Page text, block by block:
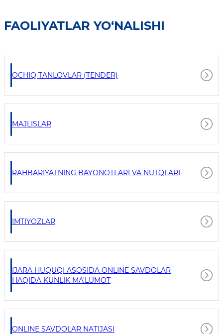
FAOLIYATLAR YO‘NALISHI
OCHIQ TANLOVLAR (TENDER)
MAJLISLAR
RAHBARIYATNING BAYONOTLARI VA NUTQLARI
IMTIYOZLAR
IJARA HUQUQI ASOSIDA ONLINE SAVDOLAR
HAQIDA KUNLIK MA'LUMOT
ONLINE SAVDOLAR NATIJASI